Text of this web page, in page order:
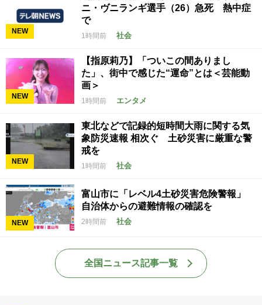
NEW
ニ・ヴニランギ選手（26）急死 熱中症
で
1時間前 社会
NEW
【指原莉乃】「ついこの間ありまし
た」、街中で感じた“運命”とは＜芸能動
画＞
1時間前 エンタメ
NEW
東北などで記録的短時間大雨に関する気
象防災速報 相次ぐ 土砂災害に厳重な警
戒を
1時間前 社会
NEW
富山市に「レベル4土砂災害危険警報」
自治体からの避難情報の確認を
2時間前 社会
全国ニュース記事一覧